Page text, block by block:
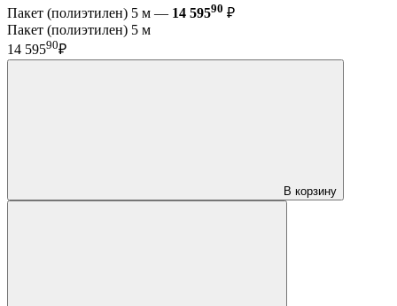
Пакет (полиэтилен) 5 м — 14 59590 ₽
Пакет (полиэтилен) 5 м
14 59590₽
В корзину